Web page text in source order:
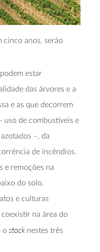
cinco anos, serão
estar
das árvores e a
e as que decorrem
uso de combustíveis e
–, da
de incêndios.
e remoções na
do solo,
e culturas
na área do
o stock nestes três